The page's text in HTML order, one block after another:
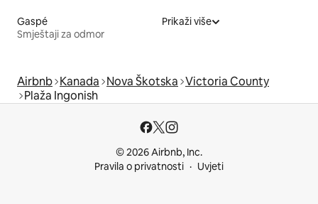
Gaspé
Smještaji za odmor
Prikaži više
Airbnb Kanada Nova Škotska Victoria County
Plaža Ingonish
© 2026 Airbnb, Inc.
Pravila o privatnosti
Uvjeti